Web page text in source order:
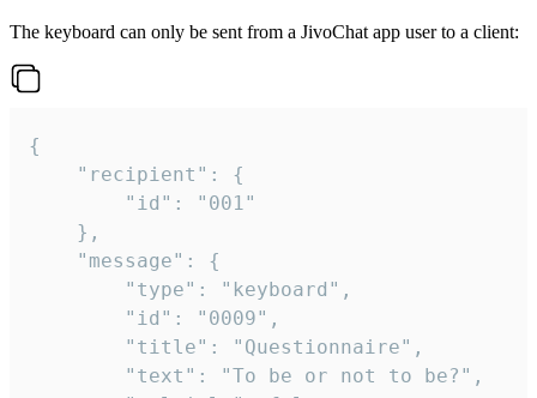
The keyboard can only be sent from a JivoChat app user to a client:
{